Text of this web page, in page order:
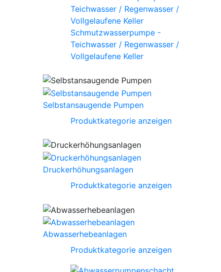
Schmutzwasserpumpe -
Teichwasser / Regenwasser /
Vollgelaufene Keller
Selbstansaugende Pumpen
Produktkategorie anzeigen
Druckerhöhungsanlagen
Produktkategorie anzeigen
Abwasserhebeanlagen
Produktkategorie anzeigen